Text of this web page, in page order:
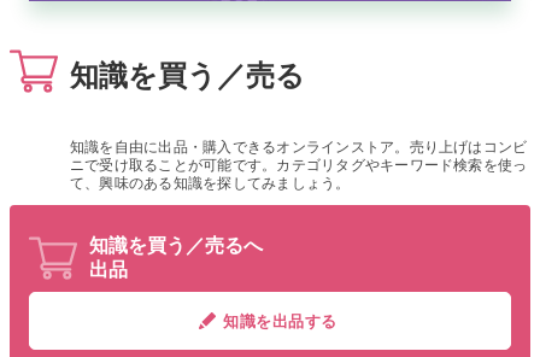
無料でアンケート
匿名360°評価
ちょこっと相談とは？
新規会員登録
ログイン
知識を買う／売る
知識を自由に出品・購入できるオンラインストア。売り上げはコンビ
ニで受け取ることが可能です。カテゴリタグやキーワード検索を使っ
て、興味のある知識を探してみましょう。
知識を買う／売るへ
出品
知識を出品する